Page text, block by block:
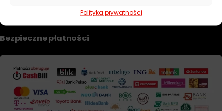
Polityka prywatności
Formularz zwrotu i reklamacji
Bezpieczne płatności